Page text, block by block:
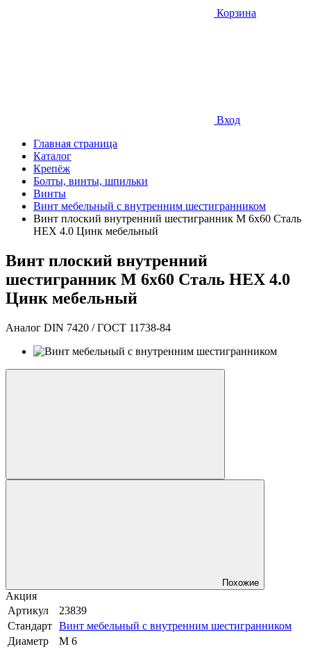
Корзина
Вход
Главная страница
Каталог
Крепёж
Болты, винты, шпильки
Винты
Винт мебельный с внутренним шестигранником
Винт плоский внутренний шестигранник М 6х60 Сталь
HEX 4.0 Цинк мебельный
Винт плоский внутренний
шестигранник М 6х60 Сталь HEX 4.0
Цинк мебельный
Аналог DIN 7420 / ГОСТ 11738-84
Похожие
Акция
Артикул
23839
Стандарт Винт мебельный с внутренним шестигранником
Диаметр
М 6